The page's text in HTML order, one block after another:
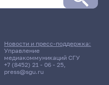
Новости и пресс-поддержка:
Управление
медиакоммуникаций СГУ
+7 (8452) 21 - 06 - 25,
press@sgu.ru